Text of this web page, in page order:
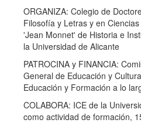
ORGANIZA: Colegio de
Filosofía y Letras y en
'Jean Monnet' de Historia e
la Universidad de Alicante
PATROCINA y FINANCIA:
General de Educación y
Educación y Formación a lo
COLABORA: ICE de la
como actividad de formación,